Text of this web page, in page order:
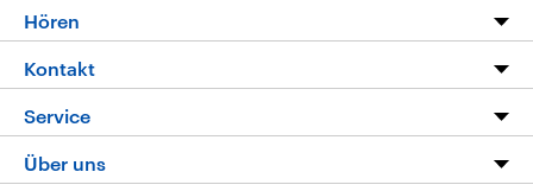
Programm
Die Nachrichten
Nachrichtenleicht
Neue Beiträge auf dlf.de
Hören
Livestream
Podcasts
Deutschlandfunk App
Kontakt
Hörerservice
Service
FAQ
Über uns